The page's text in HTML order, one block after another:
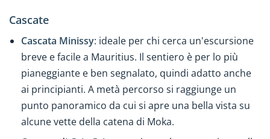
Cascate
Cascata Minissy: ideale per chi cerca un'escursione
breve e facile a Mauritius. Il sentiero è per lo più
pianeggiante e ben segnalato, quindi adatto anche
ai principianti. A metà percorso si raggiunge un
punto panoramico da cui si apre una bella vista su
alcune vette della catena di Moka.